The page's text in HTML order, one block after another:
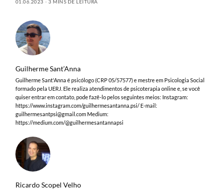
01.06.2023 3 MINS DE LEITURA
Guilherme Sant’Anna
Guilherme Sant'Anna é psicólogo (CRP 05/57577) e mestre em Psicologia Social
formado pela UERJ. Ele realiza atendimentos de psicoterapia online e, se você
quiser entrar em contato, pode fazê-lo pelos seguintes meios: Instagram:
https://www.instagram.com/guilhermesantanna.psi/ E-mail:
guilhermesantpsi@gmail.comMedium:
https://medium.com/@guilhermesantannapsi
Ricardo Scopel Velho